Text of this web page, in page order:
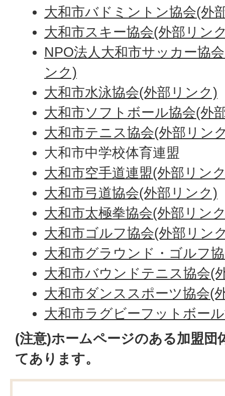
大和市バドミントン協会(外
大和市スキー協会(外部リン
NPO法人大和市サッカー協
ンク)
大和市水泳協会(外部リンク)
大和市ソフトボール協会(外
大和市テニス協会(外部リン
大和市中学校体育連盟
大和市空手道連盟(外部リン
大和市弓道協会(外部リンク)
大和市太極拳協会(外部リン
大和市ゴルフ協会(外部リン
大和市グラウンド・ゴルフ
大和市バウンドテニス協会(
大和市ダンススポーツ協会(
大和市ラグビーフットボー
(注意)ホームページのある加盟団
てあります。